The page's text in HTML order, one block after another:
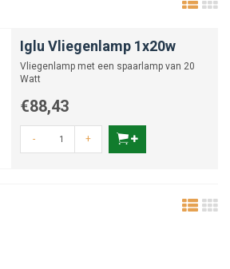
Iglu Vliegenlamp 1x20w
Vliegenlamp met een spaarlamp van 20
Watt
€88,43
- +